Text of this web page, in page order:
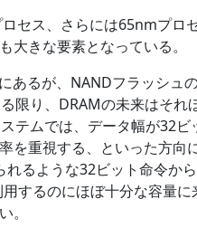
セス、さらには65nmプロ
大きな要素となっている。
あるが、NANDフラッシュ
限り、DRAMの未来はそれ
テムでは、データ幅が32
を重視する、といった方向
るような32ビット命令か
するのにほぼ十分な容量
。